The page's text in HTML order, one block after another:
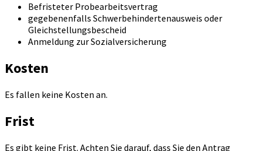
Befristeter Probearbeitsvertrag
gegebenenfalls Schwerbehindertenausweis oder
Gleichstellungsbescheid
Anmeldung zur Sozialversicherung
Kosten
Es fallen keine Kosten an.
Frist
Es gibt keine Frist. Achten Sie darauf, dass Sie den Antrag